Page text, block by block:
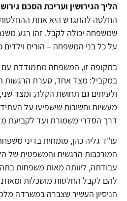
הליך הגירושין ועריכת הסכם
החלטה להתגרש היא אחת
שמשפחה יכולה לקבל. זהו רגע
על כל בני המשפחה – הורים וילדים
בתקופה זו, המשפחה מתמודדת עם
במקביל: מצד אחד, סערת הרגשות
ולעיתים גם תחושת הקלה; ומצד
מעשיות וחשובות שישפיעו על
דרך הסדרי משמורת ועד לקביעת
עו"ד גליה כהן, מומחית בדיני
המורכבות הרגשית והמשפטית של
עבודתה, ליוותה מאות משפחות
להם לקבל החלטות מושכלות
הניסיון העשיר שצברה במשרדה מלמד